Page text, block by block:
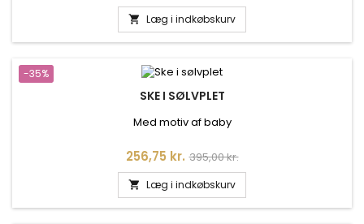
 Læg i indkøbskurv
-35%
SKE I SØLVPLET
Med motiv af baby
Pris
256,75 kr. Normalpris
395,00 kr.
 Læg i indkøbskurv